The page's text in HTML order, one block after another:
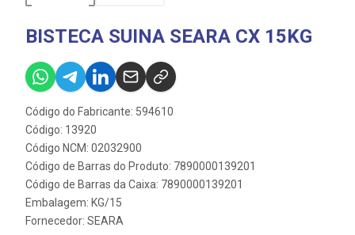
BISTECA SUINA SEARA CX 15KG
Código do Fabricante: 594610
Código: 13920
Código NCM: 02032900
Código de Barras do Produto: 7890000139201
Código de Barras da Caixa: 7890000139201
Embalagem: KG/15
Fornecedor: SEARA